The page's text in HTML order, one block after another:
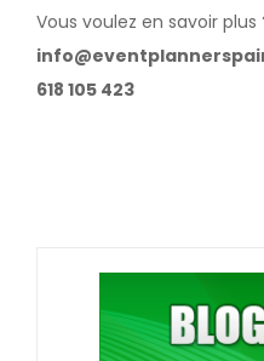
Vous voulez en savoir plus
618 105 423